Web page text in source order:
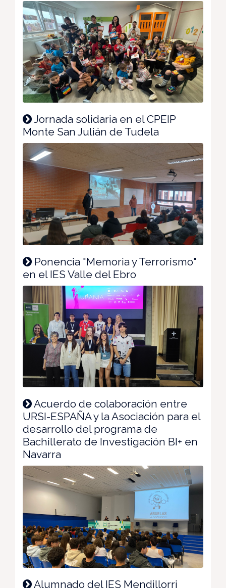
Jornada solidaria en el CPEIP
Monte San Julián de Tudela
Ponencia "Memoria y Terrorismo"
en el IES Valle del Ebro
Acuerdo de colaboración entre
URSI-ESPAÑA y la Asociación para el
desarrollo del programa de
Bachillerato de Investigación BI+ en
Navarra
Alumnado del IES Mendillorri